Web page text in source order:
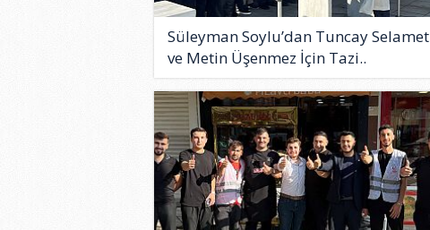
Süleyman Soylu’dan Tuncay Selamet
ve Metin Üşenmez İçin Tazi..